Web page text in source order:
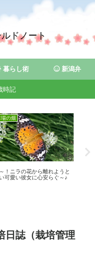
ドノート
暮らし術 新潟弁
時記
場の畑
！ニラの花から離れようと
可愛い彼女に心安らぐ～♪
日誌（栽培管理